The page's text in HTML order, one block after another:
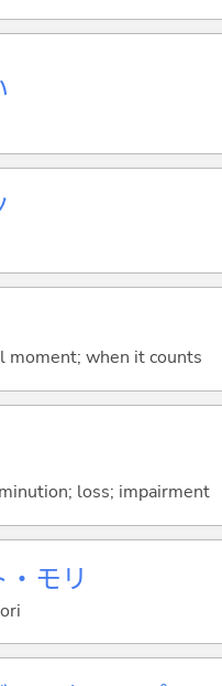
moment; when it counts
loss; impairment
モリ